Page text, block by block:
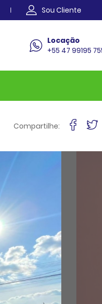
Sou Cliente
Locação
+55 47 99195
Compartilhe: